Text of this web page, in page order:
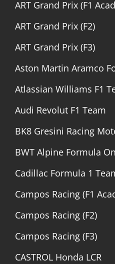
ART Grand Prix (F1
ART Grand Prix (F2)
ART Grand Prix (F3)
Aston Martin Aramco
Atlassian Williams F1
Audi Revolut F1 Team
BK8 Gresini Racing
BWT Alpine Formula
Cadillac Formula 1
Campos Racing (F1
Campos Racing (F2)
Campos Racing (F3)
CASTROL Honda LCR